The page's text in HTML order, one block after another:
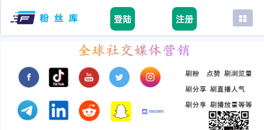
登陆 注册
首页
tiktok